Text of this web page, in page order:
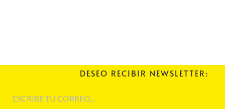
DESEO RECIBIR NEWSLETTER: